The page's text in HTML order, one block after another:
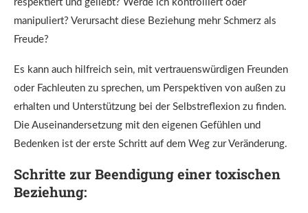
respektiert und geliebt? Werde ich kontrolliert oder
manipuliert? Verursacht diese Beziehung mehr Schmerz als
Freude?
Es kann auch hilfreich sein, mit vertrauenswürdigen Freunden
oder Fachleuten zu sprechen, um Perspektiven von außen zu
erhalten und Unterstützung bei der Selbstreflexion zu finden.
Die Auseinandersetzung mit den eigenen Gefühlen und
Bedenken ist der erste Schritt auf dem Weg zur Veränderung.
Schritte zur Beendigung einer toxischen
Beziehung: